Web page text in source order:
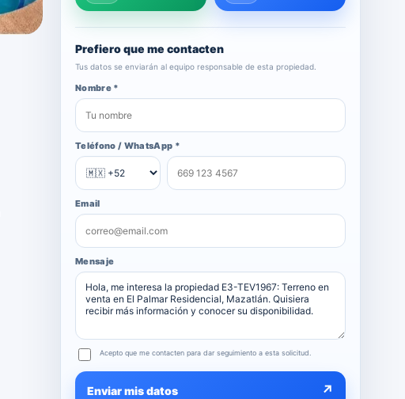
Prefiero que me contacten
Tus datos se enviarán al equipo responsable de esta propiedad.
Nombre *
Teléfono / WhatsApp *
Email
Mensaje
Acepto que me contacten para dar seguimiento a esta solicitud.
Enviar mis datos ↗